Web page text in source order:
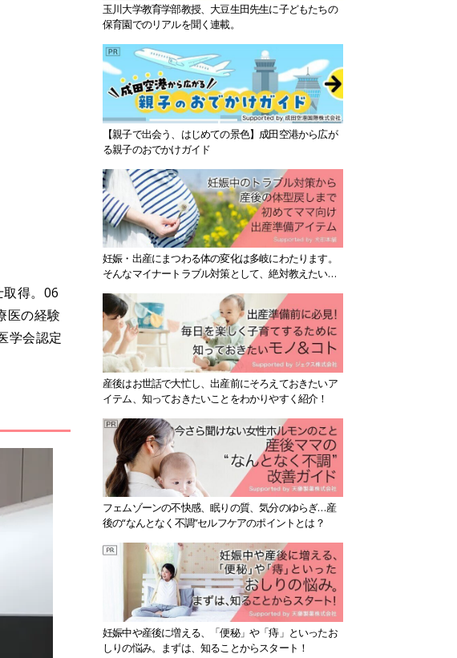
得。06
医の経験
学会認定
玉川大学教育学部教授、大豆生田先生に子どもたちの
保育園でのリアルを聞く連載。
【親子で出会う、はじめての景色】成田空港から広が
る親子のおでかけガイド
妊娠・出産にまつわる体の変化は多岐にわたります。
そんなマイナートラブル対策として、絶対教えたい！
産後はお世話で大忙し、出産前にそろえておきたいア
イテム、知っておきたいことをわかりやすく紹介！
フェムゾーンの不快感、眠りの質、気分のゆらぎ…産
後の“なんとなく不調”セルフケアのポイントとは？
妊娠中や産後に増える、「便秘」や「痔」といったお
しりの悩み。まずは、知ることからスタート！